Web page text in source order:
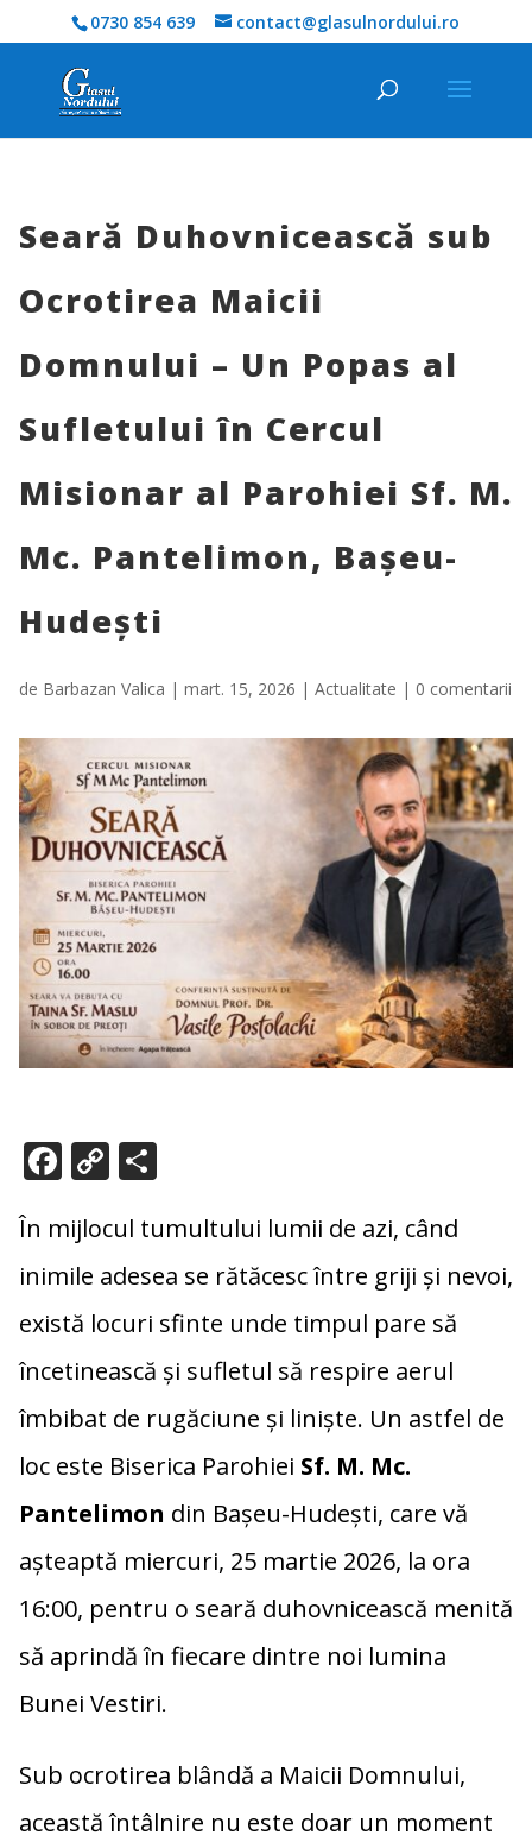
0730 854 639 contact@glasulnordului.ro
Seară Duhovnicească sub
Ocrotirea Maicii
Domnului – Un Popas al
Sufletului în Cercul
Misionar al Parohiei Sf. M.
Mc. Pantelimon, Bașeu-
Hudești
de Barbazan Valica | mart. 15, 2026 | Actualitate | 0 comentarii
F
e
b
o
o
k
C
p
y
Li
k
P
ta
je
az
ă
În mijlocul tumultului lumii de azi, când
inimile adesea se rătăcescîntre griji și nevoi,
există locuri sfinte unde timpul pare să
încetinească și sufletul să respire aerul
îmbibat de rugăciune și liniște. Un astfel de
loc este Biserica Parohiei Sf. M. Mc.
Pantelimon din Bașeu-Hudești, care vă
așteaptă miercuri, 25 martie 2026, la ora
16:00, pentru o seară duhovnicească menită
să aprindăîn fiecare dintre noi lumina
Bunei Vestiri.
Sub ocrotirea blândă a Maicii Domnului,
aceastăîntâlnire nu este doar un moment